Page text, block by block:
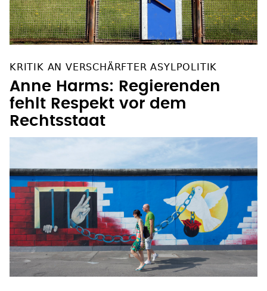
Anne Harms: Regierenden
fehlt Respekt vor dem
Rechtsstaat